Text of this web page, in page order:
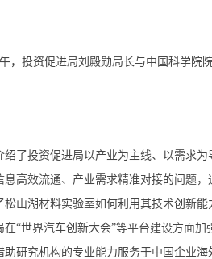
，投资促进局刘殿勋局长与中国科学
投资促进局以产业为主线、以需求为
息高效流通、产业需求精准对接的问题
湖材料实验室如何利用其技术创新能
“世界汽车创新大会”等平台建设方面
究机构的专业能力服务于中国企业海